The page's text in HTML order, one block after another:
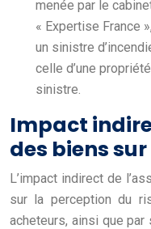
menée par le
« Expertise France
un sinistre
celle d’une
sinistre.
Impact
des biens
L’impact indirect de
sur la perception du
acheteurs, ainsi que